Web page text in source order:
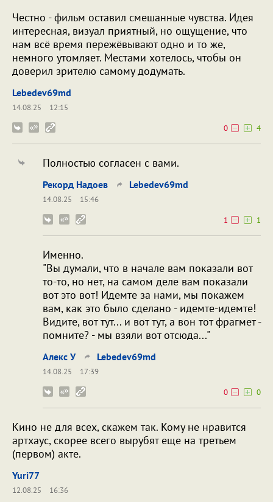
Честно - фильм оставил смешанные чувства. Идея
интересная, визуал приятный, но ощущение, что
нам всё время пережёвывают одно и то же,
немного утомляет. Местами хотелось, чтобы он
доверил зрителю самому додумать.
Lebedev69md
14.08.25
12:15
0
4
Полностью согласен с вами.
Рекорд Надоев Lebedev69md
14.08.25
15:46
1
1
Именно.
"Вы думали, что в начале вам показали вот
то-то, но нет, на самом деле вам показали
вот это вот! Идемте за нами, мы покажем
вам, как это было сделано - идемте-идемте!
Видите, вот тут... и вот тут, а вон тот фрагмет -
помните? - мы взяли вот отсюда..."
Алекс У Lebedev69md
14.08.25
17:39
0
0
Кино не для всех, скажем так. Кому не нравится
артхаус, скорее всего вырубят еще на третьем
(первом) акте.
Yuri77
12.08.25
16:36